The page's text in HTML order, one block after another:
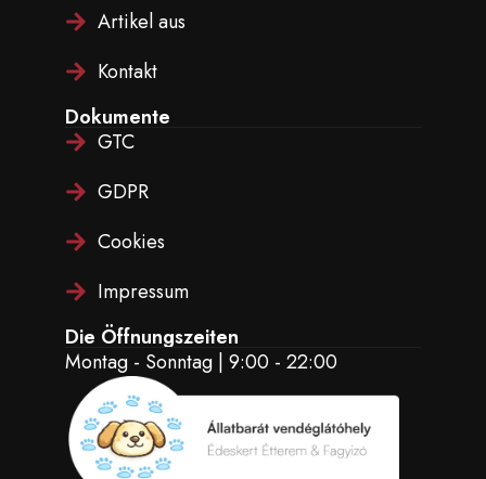
Artikel aus
Kontakt
Dokumente
GTC
GDPR
Cookies
Impressum
Die Öffnungszeiten
Montag - Sonntag | 9:00 - 22:00